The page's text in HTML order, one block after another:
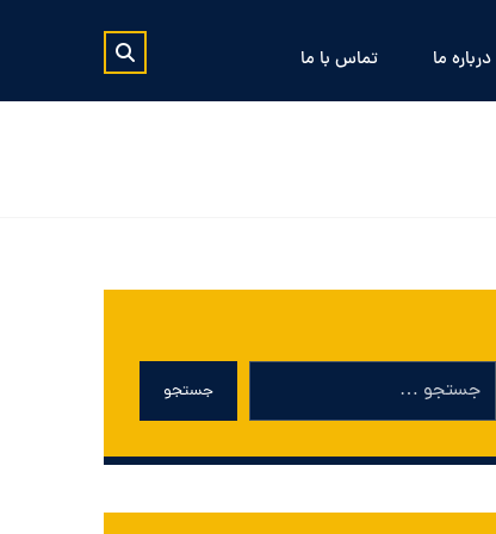
درباره ما تماس با ما
جستجو